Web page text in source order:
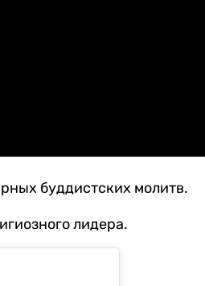
буддистских молитв.
лидера.